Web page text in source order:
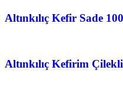
Altınkılıç Kefir Sade
Altınkılıç Kefirim